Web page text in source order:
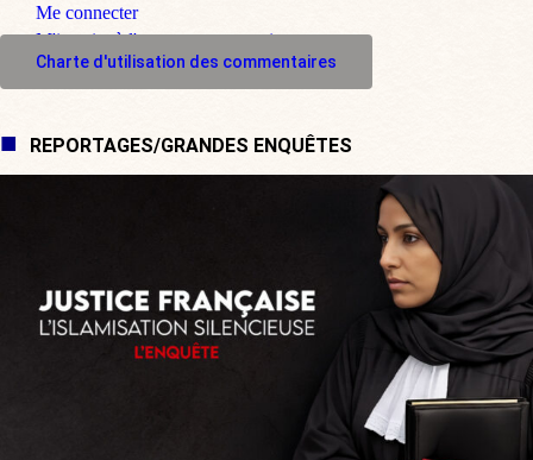
Me connecter
M'inscrire à l'espace commentaire
Charte d'utilisation des commentaires
REPORTAGES/GRANDES ENQUÊTES